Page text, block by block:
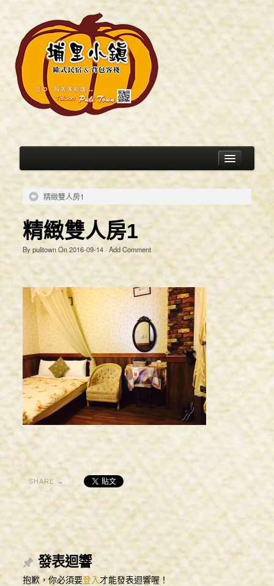
關於小鎮
民宿介紹
埔里小鎮-agoda
埔里小鎮-完全台灣旅遊網
埔里小鎮-自在客
埔里小鎮-美美網
環境設施
客房介紹
客房住宿須知
線上訂房
精緻雙人套房(無窗-標準床5*6)
溫馨四人套房(標準床5*6)
豪華四人套房
背包客棧(標準床3*6.2)
背包客棧
交通資訊
旅遊資訊
精緻雙人房1
精緻雙人房1
BypulitownOn2016-09-14· Add Comment
SHARE →
發表迴響
抱歉，你必須要登入才能發表迴響喔！